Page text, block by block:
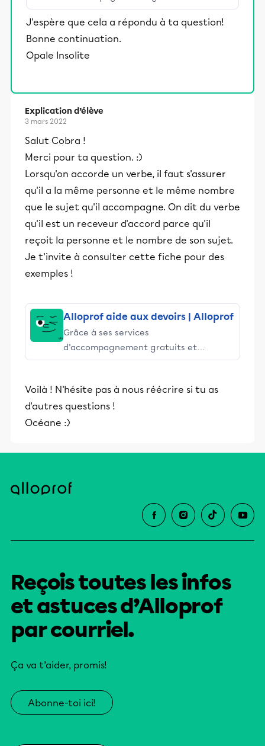
stimulants, Alloprof engage les élèves
et leurs parents dans la réussite
éducative.
J'espère que cela a répondu à ta question!
Bonne continuation.
Opale Insolite
Explication d’élève
3 mars 2022
Salut Cobra !
Merci pour ta question. :)
Lorsqu'on accorde un verbe, il faut s'assurer
qu'il a la même personne et le même nombre
que le sujet qu'il accompagne. On dit du verbe
qu'il est un receveur d'accord parce qu'il
reçoit la personne et le nombre de son sujet.
Je t'invite à consulter cette fiche pour des
exemples !
Alloprof aide aux devoirs | Alloprof
Grâce à ses services
d’accompagnement gratuits et
stimulants, Alloprof engage les élèves
éducative.
Voilà ! N'hésite pas à nous réécrire si tu as
d'autres questions !
Océane :)
Reçois toutes les infos
et astuces d’Alloprof
par courriel.
Ça va t’aider, promis!
Abonne-toi ici!